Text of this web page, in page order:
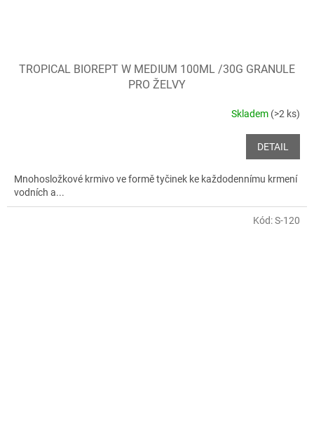
TROPICAL BIOREPT W MEDIUM 100ML /30G GRANULE
PRO ŽELVY
Skladem (>2 ks)
DETAIL
Mnohosložkové krmivo ve formě tyčinek ke každodennímu krmení
vodních a...
Kód:S-120